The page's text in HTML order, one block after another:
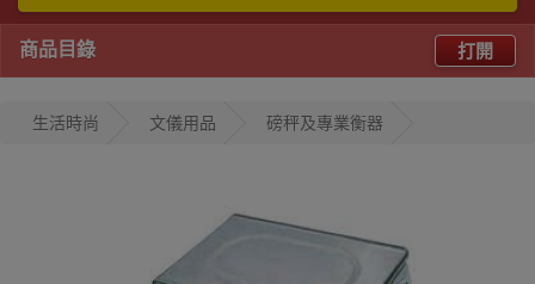
商品目錄 打開
生活時尚 文儀用品 磅秤及專業衡器